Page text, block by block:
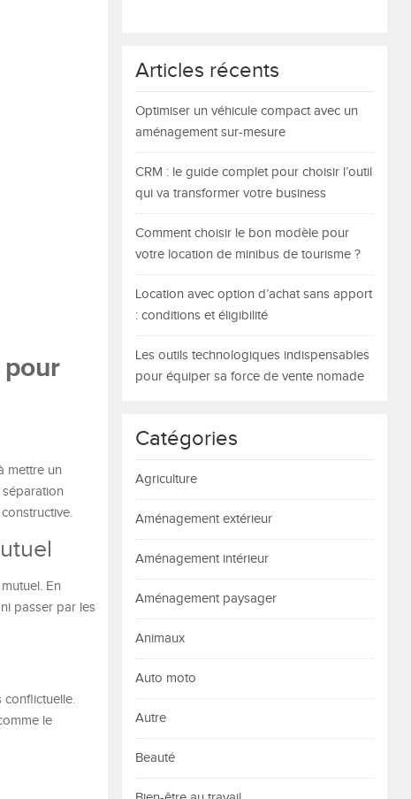
mettre un
En
passer par les
conflictuelle.
le
Articles récents
Optimiser un véhicule compact avec un
aménagement sur-mesure
CRM : le guide complet pour choisir l’outil
qui va transformer votre business
Comment choisir le bon modèle pour
votre location de minibus de tourisme ?
Location avec option d’achat sans apport
: conditions et éligibilité
Les outils technologiques indispensables
pour équiper sa force de vente nomade
Catégories
Agriculture
Aménagement extérieur
Aménagement intérieur
Aménagement paysager
Animaux
Auto moto
Autre
Beauté